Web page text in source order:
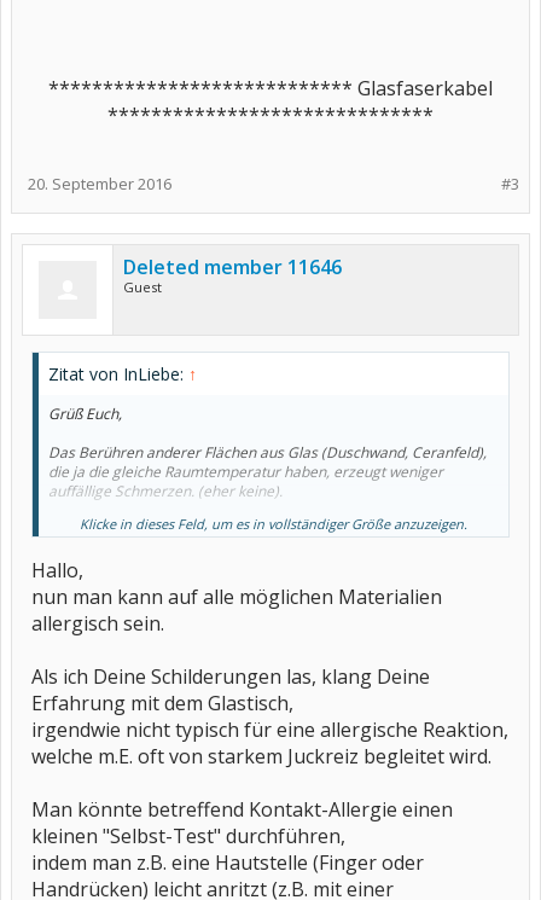
**************************** Glasfaserkabel
******************************
#3
20. September 2016
Deleted member 11646
Guest
Zitat von InLiebe: ↑
Grüß Euch,
Das Berühren anderer Flächen aus Glas (Duschwand, Ceranfeld),
die ja die gleiche Raumtemperatur haben, erzeugt weniger
auffällige Schmerzen. (eher keine).
Der Besuch beim Orthopäden ergab nur eine Diclo-Salbe. Ich solle
Ansonsten hatte er aber auch keine Idee (und v.a. irgenwdie wenig
Ne Allergie auf Glas ist aber auch etwas abwegig, oder?
oder eine Idee, was das sein kann?
Klicke in dieses Feld, um es in vollständiger Größe anzuzeigen.
Hallo,
nun man kann auf alle möglichen Materialien
allergisch sein.
Als ich Deine Schilderungen las, klang Deine
Erfahrung mit dem Glastisch,
irgendwie nicht typisch für eine allergische Reaktion,
welche m.E. oft von starkem Juckreiz begleitet wird.
Man könnte betreffend Kontakt-Allergie einen
kleinen "Selbst-Test" durchführen,
indem man z.B. eine Hautstelle (Finger oder
Handrücken) leicht anritzt (z.B. mit einer